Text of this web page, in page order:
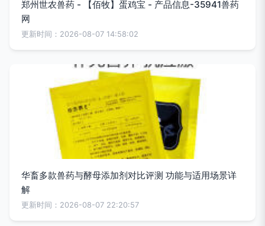
郑州世农兽药 - 【佰牧】蛋鸡宝 - 产品信息-35941兽药
网
更新时间：2026-08-07 14:58:02
华畜多款兽药与酵母添加剂对比评测 功能与适用场景详
解
更新时间：2026-08-07 22:20:57